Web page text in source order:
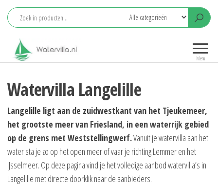
naar
inhoud
watervilla's
aanlegsteiger
Menu
Watervilla Langelille
Langelille ligt aan de zuidwestkant van het Tjeukemeer,
het grootste meer van Friesland, in een waterrijk gebied
op de grens met Weststellingwerf.Vanuit je watervilla aan het
water sta je zo op het open meer of vaar je richting Lemmer en het
IJsselmeer. Op deze pagina vind je het volledige aanbod watervilla’s in
Langelille met directe doorklik naar de aanbieders.